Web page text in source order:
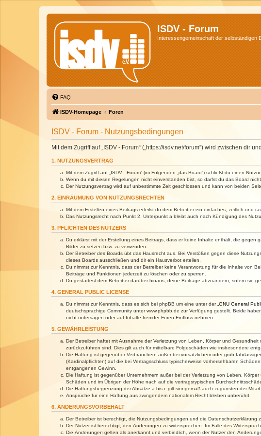
ISDV - Forum
Interessengemeinschaft der selbständigen
FAQ
ISDV-Homepage Foren
ISDV - Forum - Nutzungsbedingungen
Mit dem Zugriff auf „ISDV - Forum“ („https://isdv.net/forum“) wird zwischen dir
1. NUTZUNGSVERTRAG
Mit dem Zugriff auf „ISDV - Forum“ (im Folgenden „das Board“) schließt du einen
Wenn du mit diesen Regelungen nicht einverstanden bist, so darfst du das Board
Der Nutzungsvertrag wird auf unbestimmte Zeit geschlossen und kann von beiden
2. EINRÄUMUNG VON NUTZUNGSRECHTEN
Mit dem Erstellen eines Beitrags erteilst du dem Betreiber ein einfaches, zeitlich und
Das Nutzungsrecht nach Punkt 2, Unterpunkt a bleibt auch nach Kündigung des
3. PFLICHTEN DES NUTZERS
Du erklärst mit der Erstellung eines Beitrags, dass er keine Inhalte enthält, die
Bilder zu setzen bzw. zu verwenden.
Der Betreiber des Boards übt das Hausrecht aus. Bei Verstößen gegen diese
dieses Boards ausschließen und dir ein Hausverbot erteilen.
Du nimmst zur Kenntnis, dass der Betreiber keine Verantwortung für die Inhalte von
Beiträge und Funktionen jederzeit zu löschen oder zu sperren.
Du gestattest dem Betreiber darüber hinaus, deine Beiträge abzuändern, sofern sie
4. GENERAL PUBLIC LICENSE
Du nimmst zur Kenntnis, dass es sich bei phpBB um eine unter der „ GNU General
deutschsprachige Community unter www.phpbb.de zur Verfügung gestellt. Beide
nicht untersagen oder auf Inhalte fremder Foren Einfluss nehmen.
5. GEWÄHRLEISTUNG
Der Betreiber haftet mit Ausnahme der Verletzung von Leben, Körper und
zurückzuführen sind. Dies gilt auch für mittelbare Folgeschäden wie insbesondere
Die Haftung ist gegenüber Verbrauchern außer bei vorsätzlichem oder grob
(Kardinalpflichten) auf die bei Vertragsschluss typischerweise vorhersehbaren
entgangenen Gewinn.
Die Haftung ist gegenüber Unternehmern außer bei der Verletzung von Leben,
Schäden und im Übrigen der Höhe nach auf die vertragstypischen
Die Haftungsbegrenzung der Absätze a bis c gilt sinngemäß auch zugunsten der
Ansprüche für eine Haftung aus zwingendem nationalem Recht bleiben unberührt.
6. ÄNDERUNGSVORBEHALT
Der Betreiber ist berechtigt, die Nutzungsbedingungen und die Datenschutzerklärung
Der Nutzer ist berechtigt, den Änderungen zu widersprechen. Im Falle des
Die Änderungen gelten als anerkannt und verbindlich, wenn der Nutzer den